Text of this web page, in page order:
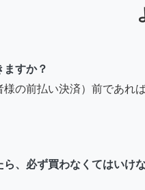
すか？
の前払い決済）前であれ
、必ず買わなくてはいけ